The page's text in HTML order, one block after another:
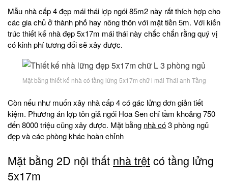
Mẫu nhà cấp 4 đẹp mái thái lợp ngói 85m2 này rất thích hợp cho
các gia chủ ở thành phố hay nông thôn với mặt tiền 5m. Với kiến
trúc thiết kế nhà đẹp 5x17m mái thái này chắc chắn rằng quý vị
có kinh phí tương đối sẽ xây được.
Mặt bằng thiết kế nhà có tầng lửng 5x17m chữ l mái Thái anh Tầng
Còn nếu như muốn xây nhà cấp 4 có gác lửng đơn giản tiết
kiệm. Phương án lợp tôn giả ngói Hoa Sen chỉ tầm khoảng 750
đến 8000 triệu cũng xây được. Mặt bằng nhà có3 phòng ngủ
đẹp và các phòng khác hoàn chỉnh
Mặt bằng 2D nội thất nhà trệtcó tầng lửng
5x17m